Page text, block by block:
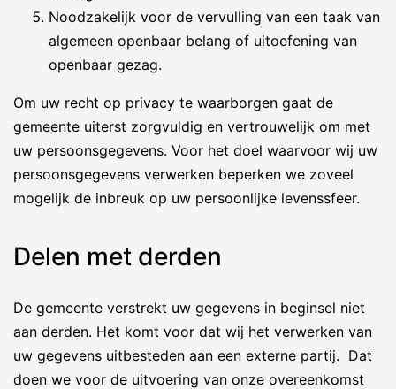
Noodzakelijk voor de vervulling van een taak van
algemeen openbaar belang of uitoefening van
openbaar gezag.
Om uw recht op privacy te waarborgen gaat de
gemeente uiterst zorgvuldig en vertrouwelijk om met
uw persoonsgegevens. Voor het doel waarvoor wij uw
persoonsgegevens verwerken beperken we zoveel
mogelijk de inbreuk op uw persoonlijke levenssfeer.
Delen met derden
De gemeente verstrekt uw gegevens in beginsel niet
aan derden. Het komt voor dat wij het verwerken van
uw gegevens uitbesteden aan een externe partij. Dat
doen we voor de uitvoering van onze overeenkomst